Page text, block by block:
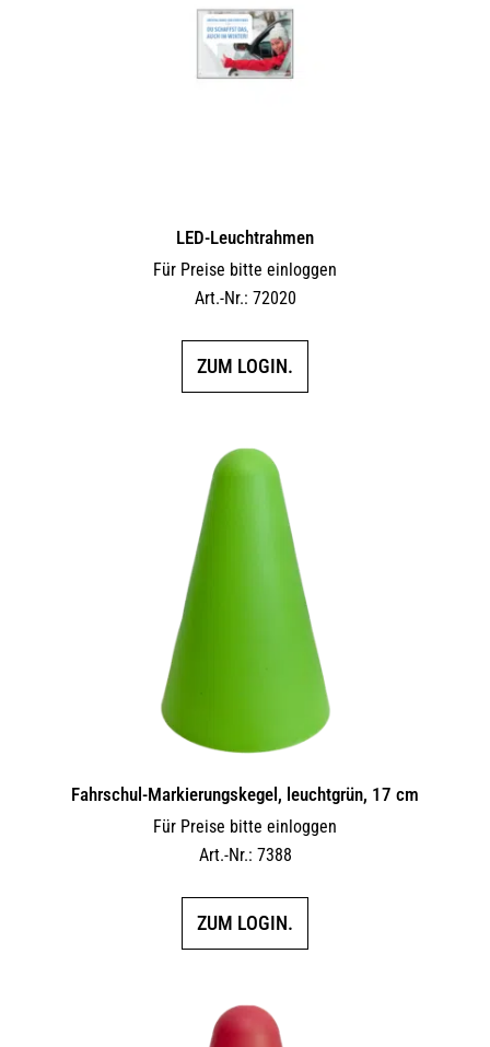
LED-Leuchtrahmen
Für Preise bitte einloggen
Art.-Nr.: 72020
ZUM LOGIN.
Fahrschul-Markierungskegel, leuchtgrün, 17 cm
Für Preise bitte einloggen
Art.-Nr.: 7388
ZUM LOGIN.